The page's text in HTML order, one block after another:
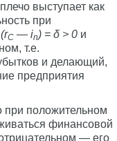
выступает как
при
(rC — in) = δ > 0 и
т.е.
и делающий,
предприятия
при положительном
финансовой
— его